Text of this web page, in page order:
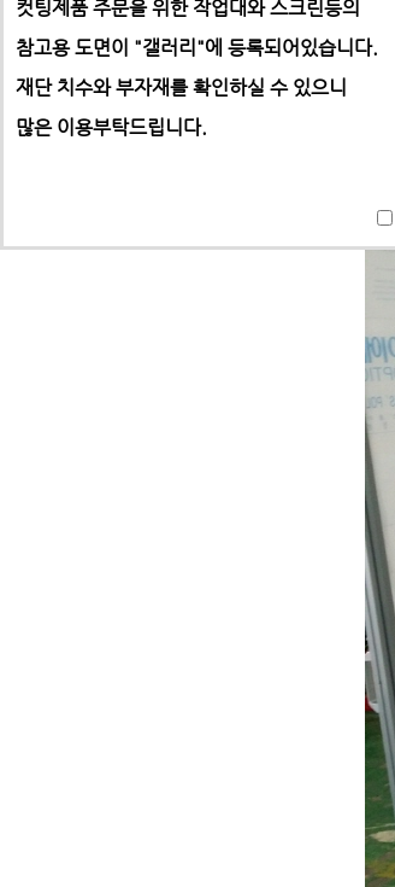
-> 택배요금은 택배사에서 픽업 후 결정합
컷팅제품 주문을 위한 작업대와 스크린등의
참고용 도면이 "갤러리"에 등록되어있습니다.
재단 치수와 부자재를 확인하실 수 있으니
많은 이용부탁드립니다.
작성자:최고관리자